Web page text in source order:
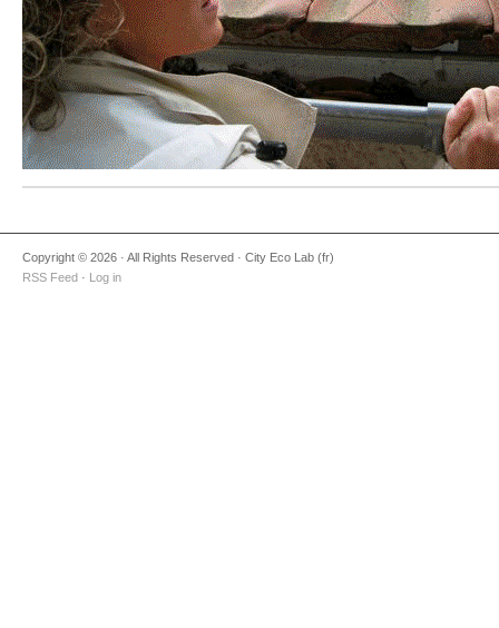
Copyright © 2026 · All Rights Reserved · City Eco Lab (fr)
RSS Feed · Log in